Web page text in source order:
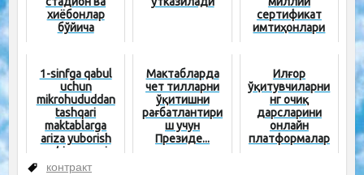
хиёбонлар
бўйича
сертификат
имтиҳонлари
1-sinfga qabul
uchun
mikrohududdan
tashqari
maktablarga
ariza yuborish
yo‘riqnomasi
(video)
Мактабларда
чет тилларни
ўқитишни
рағбатлантири
ш учун
Президе...
Илғор
ўқитувчиларни
нг очиқ
дарсларини
онлайн
платформалар
контракт